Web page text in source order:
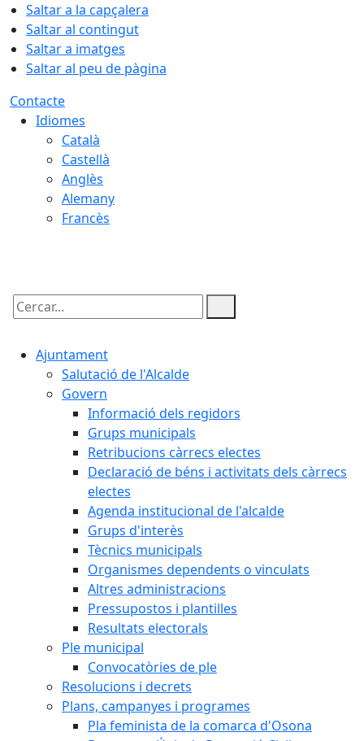
Saltar a la capçalera
Saltar al contingut
Saltar a imatges
Saltar al peu de pàgina
Contacte
Idiomes
Català
Castellà
Anglès
Alemany
Francès
Cercar:
Ajuntament
Salutació de l'Alcalde
Govern
Informació dels regidors
Grups municipals
Retribucions càrrecs electes
Declaració de béns i activitats dels càrrecs
electes
Agenda institucional de l'alcalde
Grups d'interès
Tècnics municipals
Organismes dependents o vinculats
Altres administracions
Pressupostos i plantilles
Resultats electorals
Ple municipal
Convocatòries de ple
Resolucions i decrets
Plans, campanyes i programes
Pla feminista de la comarca d'Osona